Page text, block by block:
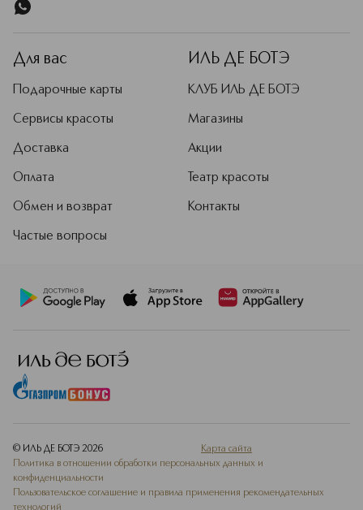
Для вас
Подарочные карты
Сервисы красоты
Доставка
Оплата
Обмен и возврат
Частые вопросы
ИЛЬ ДЕ БОТЭ
КЛУБ ИЛЬ ДЕ БОТЭ
Магазины
Акции
Театр красоты
Контакты
© ИЛЬ ДЕ БОТЭ 2026
Карта сайта
Политика в отношении обработки персональных данных и
конфиденциальности
Пользовательское соглашение и правила применения рекомендательных
технологий